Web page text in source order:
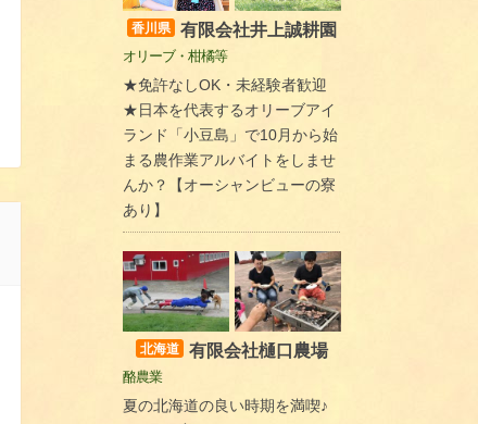
香川県 有限会社井上誠耕園
オリーブ・柑橘等
★免許なしOK・未経験者歓迎
★日本を代表するオリーブアイ
ランド「小豆島」で10月から始
まる農作業アルバイトをしませ
んか？【オーシャンビューの寮
あり】
北海道 有限会社樋口農場
酪農業
夏の北海道の良い時期を満喫♪